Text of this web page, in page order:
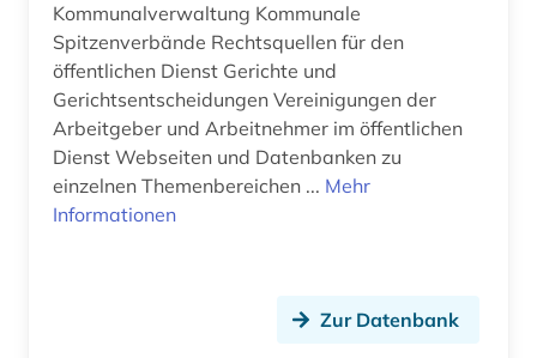
bürgerliches gesetzbuch <br /> (1)
bürgerliches recht (3)
bürokratie (1)
charta der grundrechte (1)
Kommunalverwaltung Kommunale
Spitzenverbände Rechtsquellen für den
öffentlichen Dienst Gerichte und
Gerichtsentscheidungen Vereinigungen der
Arbeitgeber und Arbeitnehmer im öffentlichen
Dienst Webseiten und Datenbanken zu
einzelnen Themenbereichen ... Mehr
Informationen
Zur Datenbank